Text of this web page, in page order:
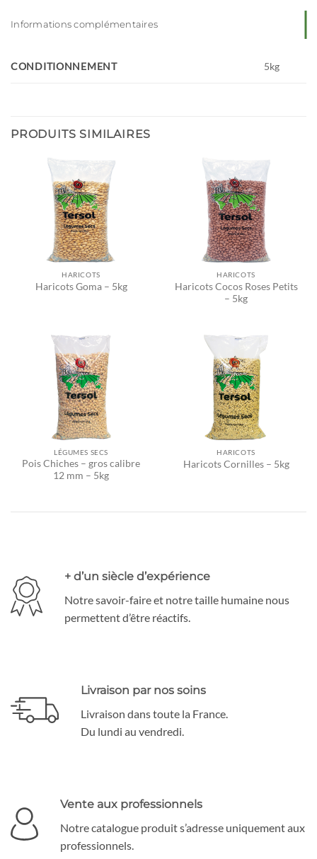
Informations complémentaires
CONDITIONNEMENT 5kg
PRODUITS SIMILAIRES
HARICOTS
Haricots Goma – 5kg
HARICOTS
Haricots Cocos Roses Petits
– 5kg
LÉGUMES SECS
Pois Chiches – gros calibre
12 mm – 5kg
HARICOTS
Haricots Cornilles – 5kg
+ d’un siècle d’expérience
Notre savoir-faire et notre taille humaine nous
permettent d’être réactifs.
Livraison par nos soins
Livraison dans toute la France.
Du lundi au vendredi.
Vente aux professionnels
Notre catalogue produit s’adresse uniquement aux
professionnels.